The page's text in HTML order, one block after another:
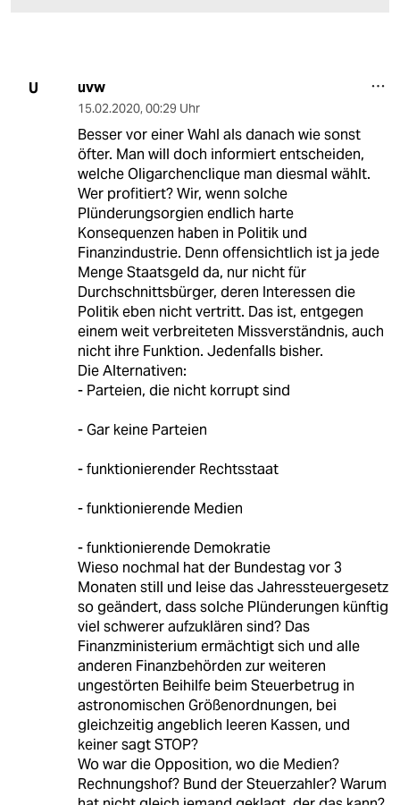
U uvw
15.02.2020, 00:29 Uhr
Besser vor einer Wahl als danach wie sonst
öfter. Man will doch informiert entscheiden,
welche Oligarchenclique man diesmal wählt.
Wer profitiert? Wir, wenn solche
Plünderungsorgien endlich harte
Konsequenzen haben in Politik und
Finanzindustrie. Denn offensichtlich ist ja jede
Menge Staatsgeld da, nur nicht für
Durchschnittsbürger, deren Interessen die
Politik eben nicht vertritt. Das ist, entgegen
einem weit verbreiteten Missverständnis, auch
nicht ihre Funktion. Jedenfalls bisher.
Die Alternativen:
- Parteien, die nicht korrupt sind
- Gar keine Parteien
- funktionierender Rechtsstaat
- funktionierende Medien
- funktionierende Demokratie
Wieso nochmal hat der Bundestag vor 3
Monaten still und leise das Jahressteuergesetz
so geändert, dass solche Plünderungen künftig
viel schwerer aufzuklären sind? Das
Finanzministerium ermächtigt sich und alle
anderen Finanzbehörden zur weiteren
ungestörten Beihilfe beim Steuerbetrug in
astronomischen Größenordnungen, bei
gleichzeitig angeblich leeren Kassen, und
keiner sagt STOP?
Wo war die Opposition, wo die Medien?
Rechnungshof? Bund der Steuerzahler? Warum